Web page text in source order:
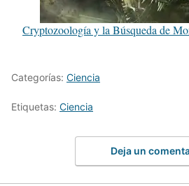
Cryptozoología y la Búsqueda de
Categorías: Ciencia
Etiquetas: Ciencia
Deja un